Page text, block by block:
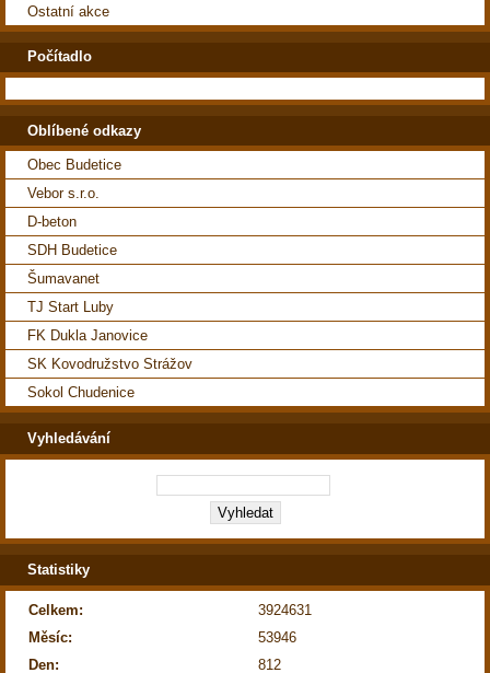
Ostatní akce
Počítadlo
Oblíbené odkazy
Obec Budetice
Vebor s.r.o.
D-beton
SDH Budetice
Šumavanet
TJ Start Luby
FK Dukla Janovice
SK Kovodružstvo Strážov
Sokol Chudenice
Vyhledávání
Statistiky
Celkem:
3924631
Měsíc:
53946
Den:
812